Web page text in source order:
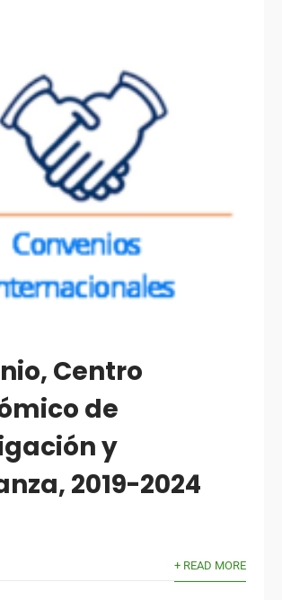
Centro
de
y
2019-2024
+ READ MORE